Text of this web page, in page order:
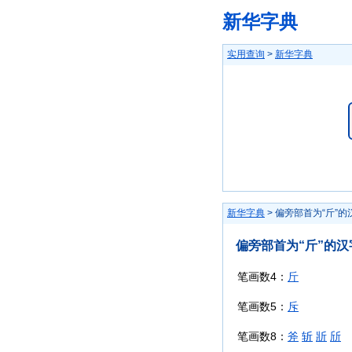
新华字典
实用查询 > 新华字典
新华字典 > 偏旁部首为“斤”的
偏旁部首为“斤”的汉
笔画数4： 斤
笔画数5： 斥
笔画数8： 斧 斩 斨 斦